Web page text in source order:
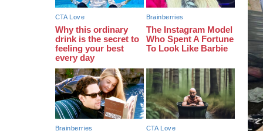
16:40 У Черкасах провели в останню
путь двох загиблих воїнів
16:07 До 1 вересня у Черкасах
оновлюють дорожню розмітку біля
навчальних закладів (ФОТОФАКТ)